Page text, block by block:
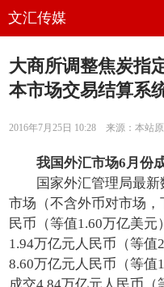
文汇传媒
大商所调整焦炭指
本市场交易结算系
2016年7月25日 10:28 来源：本站
我国外汇市场6月份
国家外汇管理局最
市场（不含外币对市场
民币（等值1.60万亿美
1.94万亿元人民币（等值
8.60万亿元人民币（等值